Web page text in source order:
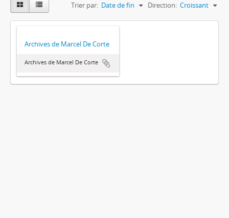
Trier par: Date de fin Direction: Croissant
Archives de Marcel De Corte
Archives de Marcel De Corte